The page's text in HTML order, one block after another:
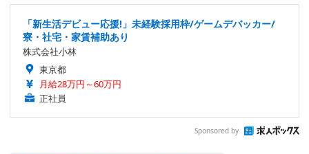
「新生活デビュー応援!」未経験採用枠/ゲームデバッカー/
寮・社宅・家賃補助あり
株式会社小林
東京都
月給28万円～60万円
正社員
Sponsored by